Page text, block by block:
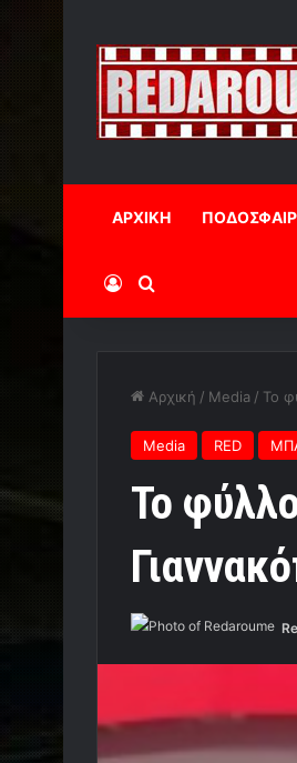
ΑΡΧΙΚΗ
Log InΑναζήτηση
Αρχική / Media / To
Media RED
To